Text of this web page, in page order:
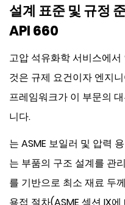
설계 표준 및 규정
API 660
고압 석유화학 서비스에
것은 규제 요건이자 엔지
프레임워크가 이 부문의
니다.
는 ASME 보일러 및 압력
는 부품의 구조 설계를 관
를 기반으로 최소 재료 두
용접 절차(ASME 섹션 IX